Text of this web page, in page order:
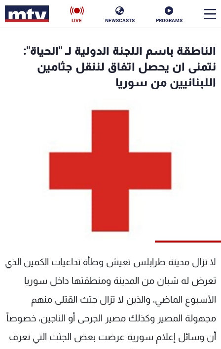
PROGRAMS
NEWSCASTS
LIVE
الناطقة باسم اللجنة الدولية لـ "الحياة":
نتمنى ان يحصل اتفاق لننقل جثامين
اللبنانيين من سوريا
لا تزال مدينة طرابلس تعيش وطأة تداعيات الكمين الذي
تعرض له شبان من المدينة ومنطقتها داخل سوريا
الأسبوع الماضي، والذين لا تزال جثث القتلى منهم
مجهولة المصير وكذلك مصير الجرحى أو الناجين، خصوصاً
أن وسائل إعلام سورية عرضت بعض الجثث التي تعرف
الأخبار
سياسة
فن
الترددات
عن MTV
الإنـتـاج
لاعلاناتكم
وظائف
تواصل معنا
شروط الإسـتخدام